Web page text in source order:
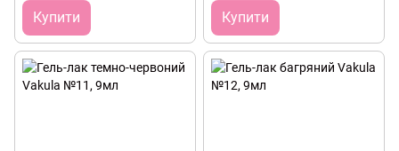
Купити Купити